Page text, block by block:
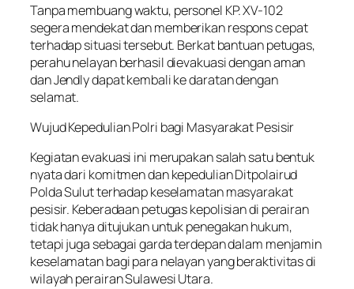
Tanpa membuang waktu, personel KP. XV-102
segera mendekat dan memberikan respons cepat
terhadap situasi tersebut. Berkat bantuan petugas,
perahu nelayan berhasil dievakuasi dengan aman
dan Jendly dapat kembali ke daratan dengan
selamat.
Wujud Kepedulian Polri bagi Masyarakat Pesisir
Kegiatan evakuasi ini merupakan salah satu bentuk
nyata dari komitmen dan kepedulian Ditpolairud
Polda Sulut terhadap keselamatan masyarakat
pesisir. Keberadaan petugas kepolisian di perairan
tidak hanya ditujukan untuk penegakan hukum,
tetapi juga sebagai garda terdepan dalam menjamin
keselamatan bagi para nelayan yang beraktivitas di
wilayah perairan Sulawesi Utara.